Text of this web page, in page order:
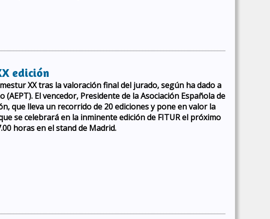
edición
XX tras la valoración final del jurado, según ha dado a
El vencedor, Presidente de la Asociación Española de
que lleva un recorrido de 20 ediciones y pone en valor la
se celebrará en la inminente edición de FITUR el próximo
horas en el stand de Madrid.